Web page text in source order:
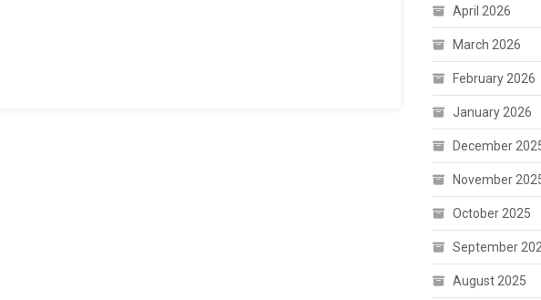
April 2026
March 2026
February 2026
January 2026
December
November
October 2025
September
August 2025